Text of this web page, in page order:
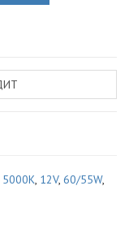
5000K, 12V, 60/55W,